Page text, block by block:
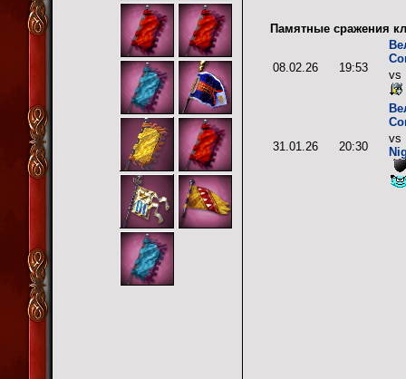
Памятные сражения
08.02.26 19:53
vs
31.01.26 20:30
vs